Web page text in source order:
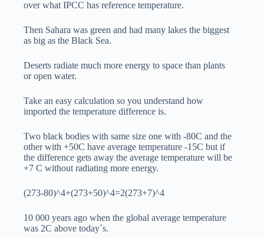
over what IPCC has reference temperature.
Then Sahara was green and had many lakes the biggest
as big as the Black Sea.
Deserts radiate much more energy to space than plants
or open water.
Take an easy calculation so you understand how
imported the temperature difference is.
Two black bodies with same size one with -80C and the
other with +50C have average temperature -15C but if
the difference gets away the average temperature will be
+7 C without radiating more energy.
(273-80)^4+(273+50)^4=2(273+7)^4
10 000 years ago when the global average temperature
was 2C above today´s.